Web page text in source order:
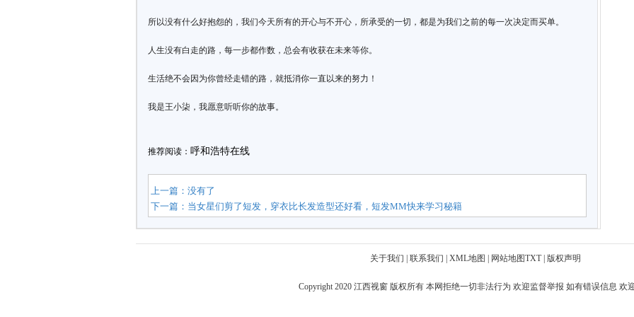
所以没有什么好抱怨的，我们今天所有的开心与不开心，所承受的一切，都是为我们之前的每一次决定而买单。
人生没有白走的路，每一步都作数，总会有收获在未来等你。
生活绝不会因为你曾经走错的路，就抵消你一直以来的努力！
我是王小柒，我愿意听听你的故事。
推荐阅读： 呼和浩特在线
上一篇：没有了
下一篇： 当女星们剪了短发，穿衣比长发造型还好看，短发MM快来学习秘籍
关于我们 联系我们 XML地图 网站地图TXT| 版权声明
Copyright 2020 江西视窗版权所有 本网拒绝一切非法行为 欢迎监督举报 如有错误信息 欢